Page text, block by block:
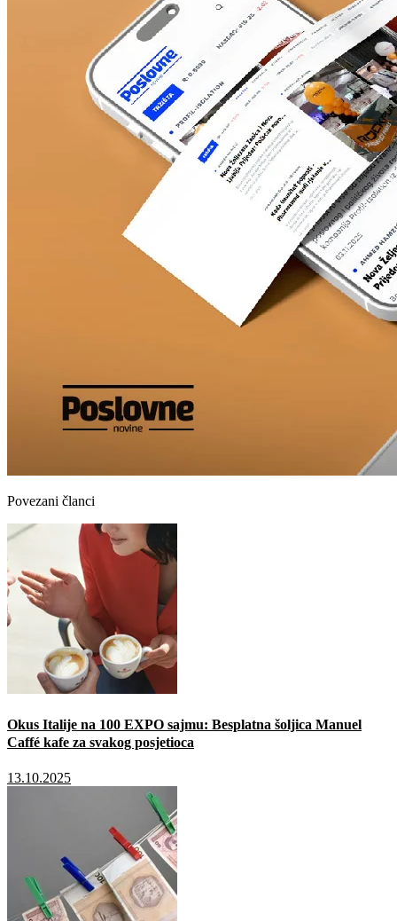
Povezani članci
Okus Italije na 100 EXPO sajmu: Besplatna šoljica Manuel
Caffé kafe za svakog posjetioca
13.10.2025